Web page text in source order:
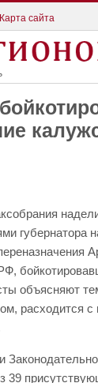
Карта сайта
губернатора
объясняют
расходится
39